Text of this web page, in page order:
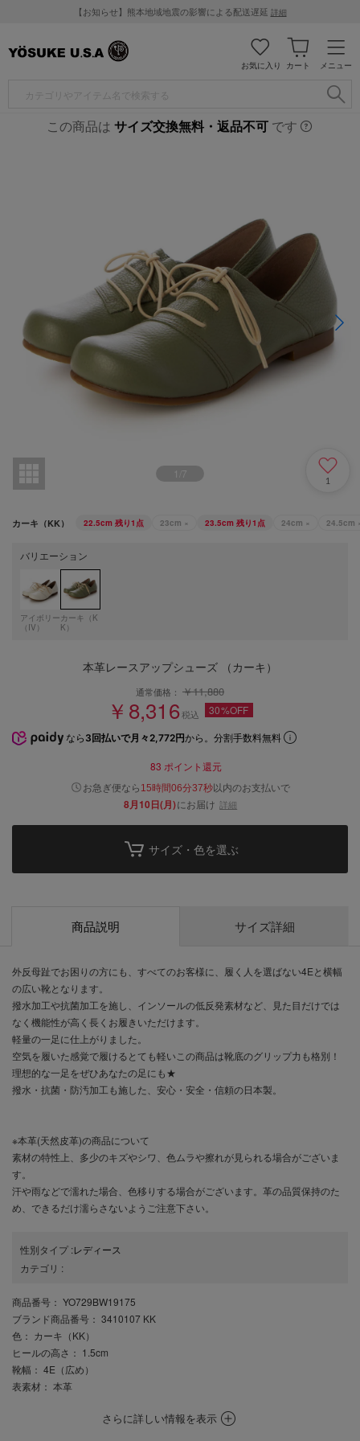
【お知らせ】熊本地域地震の影響による配送遅延 詳細
メニュー
カート
お気に入り
この商品は サイズ交換無料・返品不可 です
1 7
1
カーキ（KK） 22.5cm 残り1点 23cm × 23.5cm 残り1点 24cm × 24.5cm
バリエーション
アイボリー
（IV）
カーキ（K
K）
本革レースアップシューズ （カーキ）
通常価格： ￥11,880
￥8,316税込 30%OFF
なら 3回払いで月々2,772円から。分割手数料無料
83 ポイント還元
お急ぎ便なら 15時間06分36秒以内のお支払いで
8月10日(月)にお届け 詳細
サイズ・色を選ぶ
商品説明 サイズ詳細
外反母趾でお困りの方にも、すべてのお客様に、履く人を選ばない4Eと横幅
の広い靴となります。
撥水加工や抗菌加工を施し、インソールの低反発素材など、見た目だけでは
なく機能性が高く長くお履きいただけます。
軽量の一足に仕上がりました。
空気を履いた感覚で履けるとても軽いこの商品は靴底のグリップ力も格別！
理想的な一足をぜひあなたの足にも★
撥水・抗菌・防汚加工も施した、安心・安全・信頼の日本製。
※本革(天然皮革)の商品について
素材の特性上、多少のキズやシワ、色ムラや擦れが見られる場合がございま
す。
汗や雨などで濡れた場合、色移りする場合がございます。革の品質保持のた
め、できるだけ濡らさないようご注意下さい。
性別タイプ :レディース
カテゴリ :
商品番号 ： YO729BW19175
ブランド商品番号 ： 3410107 KK
色 ： カーキ（KK）
ヒールの高さ ： 1.5cm
靴幅 ： 4E（広め）
表素材 ： 本革
さらに詳しい情報を表示